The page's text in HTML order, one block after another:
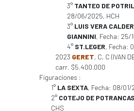
3° TANTEO DE
28/06/2025, HCH
3° LUIS VERA
GIANNINI, Fecha: 25/
4° ST.LEGER, Fecha:
2023 GERET, C, C (IVAN
carr. $5.400.000
Figuraciones :
1° LA SEXTA, Fecha: 08/01/
2° COTEJO DE POTRANCAS
CHS